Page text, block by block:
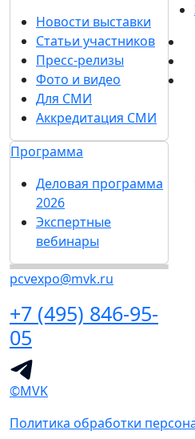
Новости выставки
Статьи участников
Пресс-релизы
Фото и видео
Для СМИ
Аккредитация СМИ
Программа
Деловая программа
2026
Экспертные
вебинары
pcvexpo@mvk.ru
+7 (495) 846-95-
05
©MVK
Политика обработки